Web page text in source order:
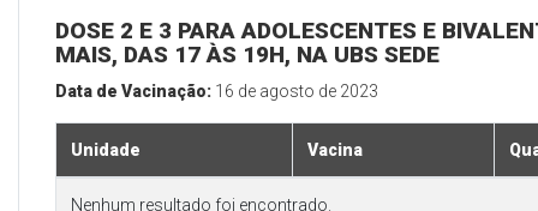
DOSE 2 E 3 PARA ADOLESCENTES E
MAIS, DAS 17 ÀS 19H, NA UBS SEDE
Data de Vacinação: 16 de agosto de 2023
Unidade Vacina
Nenhum resultado foi encontrado.